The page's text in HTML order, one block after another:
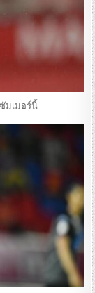
มเมอร์นี้